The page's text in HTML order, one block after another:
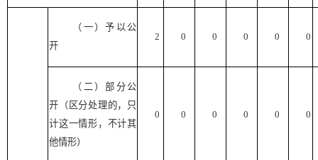
（一）予以公
开
2 0 0 0 0 0
（二）部分公
开（区分处理的，只
计这一情形，不计其
他情形）
0 0 0 0 0 0